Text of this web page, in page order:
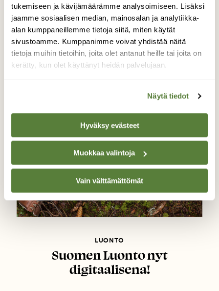
tukemiseen ja kävijämäärämme analysoimiseen. Lisäksi
jaamme sosiaalisen median, mainosalan ja analytiikka-
alan kumppaneillemme tietoja siitä, miten käytät
sivustoamme. Kumppanimme voivat yhdistää näitä
tietoja muihin tietoihin, joita olet antanut heille tai joita on
kerätty, kun olet käyttänyt heidän palvelujaan.
Näytä tiedot
Hyväksy evästeet
Muokkaa valintoja
Vain välttämättömät
LUONTO
Julius-palkinto Suomen
Luonnon päätoimittaja Heikki
Vasamiehelle
LUONTO
Suomen Luonto nyt
digitaalisena!